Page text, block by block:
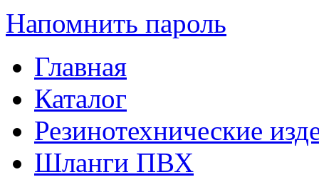
Напомнить пароль
Главная
Каталог
Резинотехнические
Шланги ПВХ